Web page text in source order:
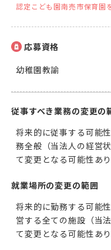
認定こども園南売市保育園
応募資格
幼稚園教諭
従事すべき業務の変更の
将来的に従事する可能
務全般（当法人の経営
て変更となる可能性あり
就業場所の変更の範囲
将来的に勤務する可能
営する全ての施設（当
て変更となる可能性あり